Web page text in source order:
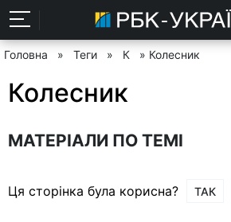
Головна » Теги » К » Колесник
Колесник
МАТЕРІАЛИ ПО ТЕМІ
Ця сторінка була корисна? ТАК